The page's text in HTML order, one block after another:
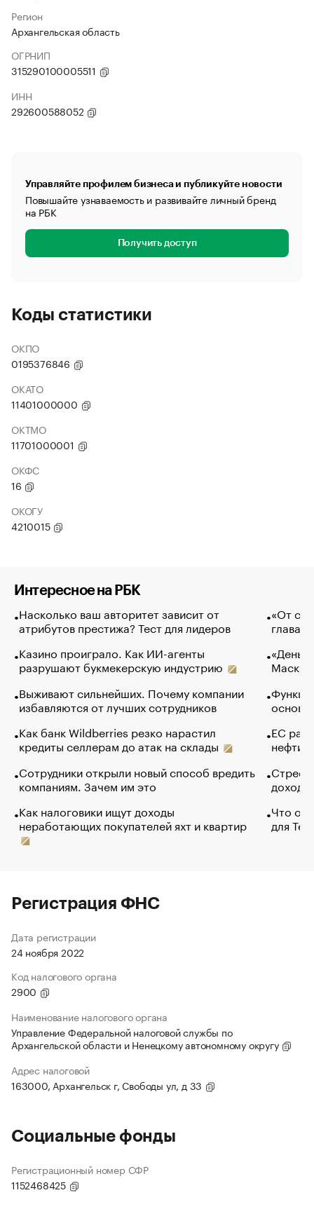
Регион
Архангельская область
ОГРНИП
315290100005511
ИНН
292600588052
Управляйте профилем бизнеса и публикуйте новости
Повышайте узнаваемость и развивайте личный бренд
на РБК
Получить доступ
Коды статистики
ОКПО
0195376846
ОКАТО
11401000000
ОКТМО
11701000001
ОКФС
16
ОКОГУ
4210015
Интересное на РБК
Насколько ваш авторитет зависит от
атрибутов престижа? Тест для лидеров
Казино проиграло. Как ИИ-агенты
разрушают букмекерскую индустрию
Выживают сильнейших. Почему компании
избавляются от лучших сотрудников
Как банк Wildberries резко нарастил
кредиты селлерам до атак на склады
Сотрудники открыли новый способ вредить
компаниям. Зачем им это
Как налоговики ищут доходы
неработающих покупателей яхт и квартир
«От
глава
Маск в
основ
ЕС
нефти
Что
для
Регистрация ФНС
Дата регистрации
24 ноября 2022
Код налогового органа
2900
Наименование налогового органа
Управление Федеральной налоговой службы по
Архангельской области и Ненецкому автономному округу
Адрес налоговой
163000, Архангельск г, Свободы ул, д 33
Социальные фонды
Регистрационный номер СФР
1152468425